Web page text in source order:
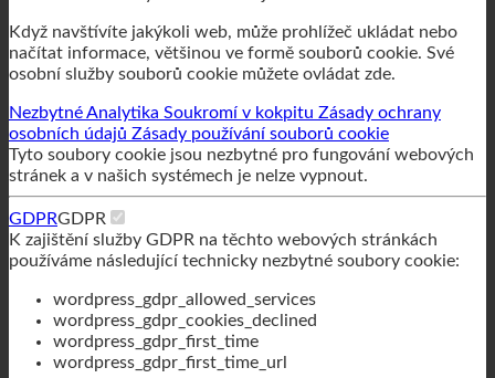
Tyto soubory cookie jsou nezbytné pro fungování webových
stránek a v našich systémech je nelze vypnout.
GDPRGDPR
používáme následující technicky nezbytné soubory cookie:
wordpress_gdpr_allowed_services
wordpress_gdpr_cookies_declined
wordpress_gdpr_first_time
wordpress_gdpr_first_time_url
Technické soubory cookieTechnické soubory cookie
následující technicky nezbytné soubory cookie.
wordpress_test_cookie
wordpress_logged_in_